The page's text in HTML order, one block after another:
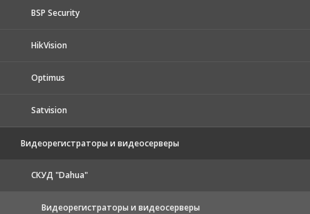
BSP Security
HikVision
Optimus
Satvision
Видеорегистраторы и видеосерверы
CКУД "Dahua"
Видеорегистраторы и видеосерверы